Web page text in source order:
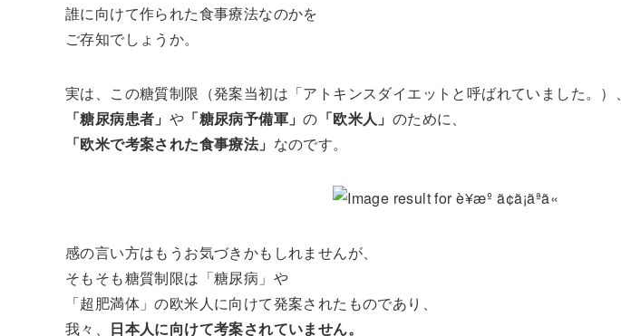
誰に向けて作られた食事療法なのかを
ご存知でしょうか。
実は、この糖質制限（発案当初は「アトキンスダイエットと呼ばれていました。）、
「糖尿病患者」 や 「糖尿病予備軍」の 「欧米人」 のために、
「欧米で考案された食事療法」 なのです。
感の言い方はもうお気づきかもしれませんが、
そもそも糖質制限は「糖尿病」や
「超肥満体」の欧米人に向けて発案されたものであり、
我々、 日本人に向けて考案されていません。